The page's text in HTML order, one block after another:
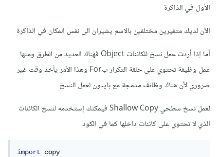
الأول في الذاكرة
الآن لديك متغيرين مختلفين بالاسم يشيران الى نفس المكان في الذاكرة
أما إذا أردت عمل نسخ للكائنات Object فهناك العديد من الطرق ومنها
عمل وظيفة تحتوي على حلقة التكرار بFor وهذا الأمر يأخذ وقت غير
ضروري لأن هناك وظائف مدمجة مع بايثون لعمل النسخ
لعمل نسخ سطحي Shallow Copy فيمكنك إستخدمه لنسخ الكائنات
الذي لا تحتوي على كائنات داخلها كما في الكود
import copy